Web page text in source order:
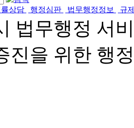
상담 행정심판 법무행정정보 규
법무행정 서
진을 위한 행